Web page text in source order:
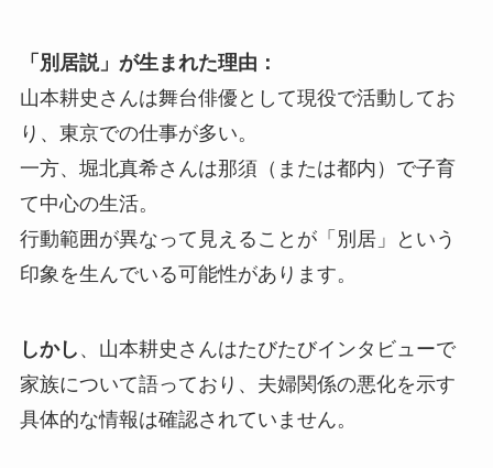
「別居説」が生まれた理由：
山本耕史さんは舞台俳優として現役で活動してお
り、東京での仕事が多い。
一方、堀北真希さんは那須（または都内）で子育
て中心の生活。
行動範囲が異なって見えることが「別居」という
印象を生んでいる可能性があります。
しかし 、山本耕史さんはたびたびインタビューで
家族について語っており、夫婦関係の悪化を示す
具体的な情報は確認されていません。